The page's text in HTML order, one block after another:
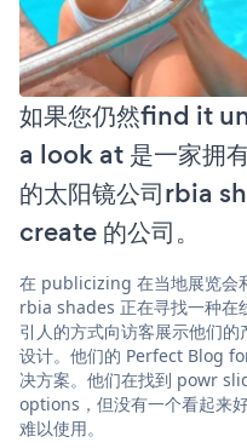
如果您仍然find it
a look at 是一家拥
的太阳镜公司rbia
create 的公司。
在 publicizing 在当地展览会
rbia shades 正在寻找一种在
引人的方式向访客展示他们
设计。他们的 Perfect Blog
决方案。他们在找到 powr
options，但没有一个看起来
难以使用。